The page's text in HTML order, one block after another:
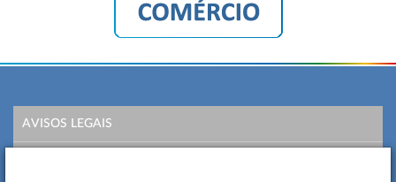
AVISOS LEGAIS